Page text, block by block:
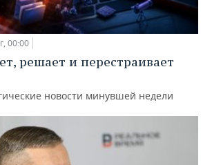
00:00
решает и перестраивает
новости минувшей недели